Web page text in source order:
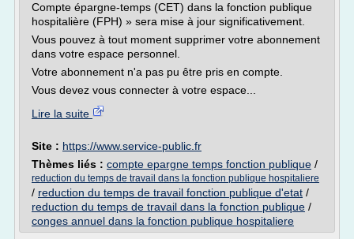
Compte épargne-temps (CET) dans la fonction publique
hospitalière (FPH) » sera mise à jour significativement.
Vous pouvez à tout moment supprimer votre abonnement
dans votre espace personnel.
Votre abonnement n'a pas pu être pris en compte.
Vous devez vous connecter à votre espace...
Lire la suite
Site : https://www.service-public.fr
Thèmes liés : compte epargne temps fonction publique /
reduction du temps de travail dans la fonction publique hospitaliere
/ reduction du temps de travail fonction publique d'etat /
reduction du temps de travail dans la fonction publique /
conges annuel dans la fonction publique hospitaliere